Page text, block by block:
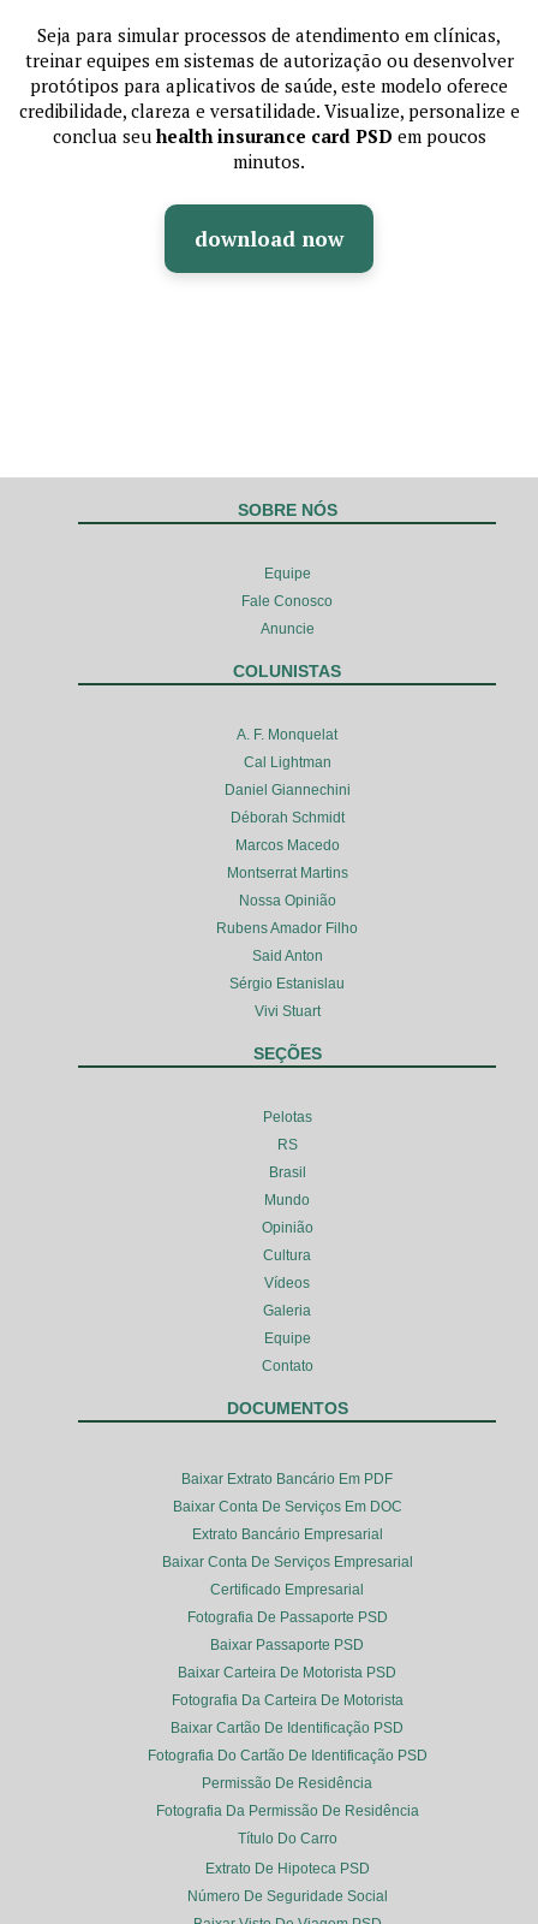
Seja para simular processos de atendimento em clínicas,
treinar equipes em sistemas de autorização ou desenvolver
protótipos para aplicativos de saúde, este modelo oferece
credibilidade, clareza e versatilidade. Visualize, personalize e
conclua seu health insurance card PSD em poucos
minutos.
download now
SOBRE NÓS
Equipe
Fale Conosco
Anuncie
COLUNISTAS
A. F. Monquelat
Cal Lightman
Daniel Giannechini
Déborah Schmidt
Marcos Macedo
Montserrat Martins
Nossa Opinião
Rubens Amador Filho
Said Anton
Sérgio Estanislau
Vivi Stuart
SEÇÕES
Pelotas
RS
Brasil
Mundo
Opinião
Cultura
Vídeos
Galeria
Equipe
Contato
DOCUMENTOS
Baixar Extrato Bancário Em PDF
Baixar Conta De Serviços Em DOC
Extrato Bancário Empresarial
Baixar Conta De Serviços Empresarial
Certificado Empresarial
Fotografia De Passaporte PSD
Baixar Passaporte PSD
Baixar Carteira De Motorista PSD
Fotografia Da Carteira De Motorista
Baixar Cartão De Identificação PSD
Fotografia Do Cartão De Identificação PSD
Permissão De Residência
Fotografia Da Permissão De Residência
Título Do Carro
Extrato De Hipoteca PSD
Número De Seguridade Social